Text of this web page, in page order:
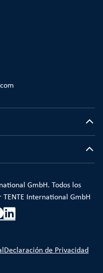
GmbH. Todos los
International GmbH
Declaración de Privacidad